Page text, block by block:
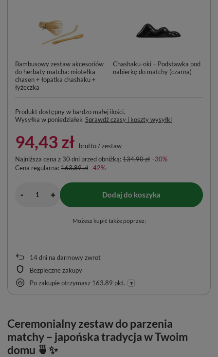
Bambusowy zestaw akcesoriów
do herbaty matcha: miotełka
chasen + łopatka chashaku +
łyżeczka
Chashaku-oki – Podstawka pod
nabierkę do matchy (czarna)
14dni na darmowy zwrot
Bezpieczne zakupy
Po zakupie otrzymasz 163.89 pkt.
Produkt dostępny w bardzo małej ilości
Wysyłka w poniedziałek Sprawdź czasy i koszty wysyłki
94,43 zł brutto/zestaw
Najniższa cena z 30 dni przed obniżką:134,90 zł -30%
Cena regularna:163,89 zł -42%
- + Dodaj do koszyka
Możesz kupić także poprzez:
Ceremonialny zestaw do parzenia
matchy – japońska tradycja w Twoim
domu 🍵✨